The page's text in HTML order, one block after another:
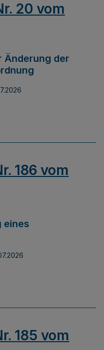
20 vom
Änderung der
186 vom
eines
185 vom